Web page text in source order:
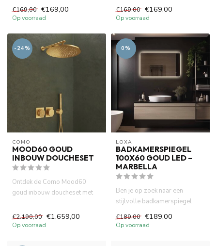
combineert een elegant
verticaal de...
€169,00 €169,00
Op voorraad
combineert een modern
verticaal design...
€169,00 €169,00
Op voorraad
-24%
COMO
MOOD60 GOUD
INBOUW DOUCHESET
Ontdek de Como Mood60
goud inbouw doucheset met
regendouc...
€2.190,00 €1.659,00
Op voorraad
0%
LOXA
BADKAMERSPIEGEL
100X60 GOUD LED –
MARBELLA
Ben je op zoek naar een
stijlvolle badkamerspiegel
100x60 cm? De LoXa Marbella
c...
€189,00 €189,00
Op voorraad